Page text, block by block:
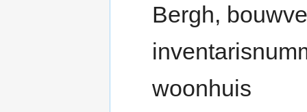
Bergh,
woonhuis